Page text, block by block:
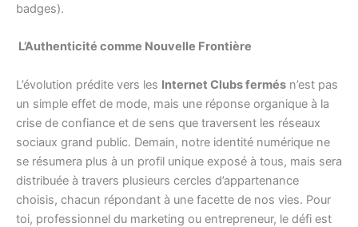
badges).
L’Authenticité comme Nouvelle Frontière
L’évolution prédite vers les Internet Clubs fermés n’est pas
un simple effet de mode, mais une réponse organique à la
crise de confiance et de sens que traversent les réseaux
sociaux grand public. Demain, notre identité numérique ne
se résumera plus à un profil unique exposé à tous, mais sera
distribuée à travers plusieurs cercles d’appartenance
choisis, chacun répondant à une facette de nos vies. Pour
toi, professionnel du marketing ou entrepreneur, le défi est